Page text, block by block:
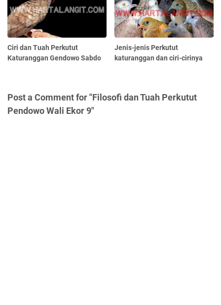
Ciri dan Tuah Perkutut
Katuranggan Gendowo Sabdo
Jenis-jenis Perkutut
katuranggan dan ciri-cirinya
Post a Comment for "Filosofi dan Tuah Perkutut
Pendowo Wali Ekor 9"